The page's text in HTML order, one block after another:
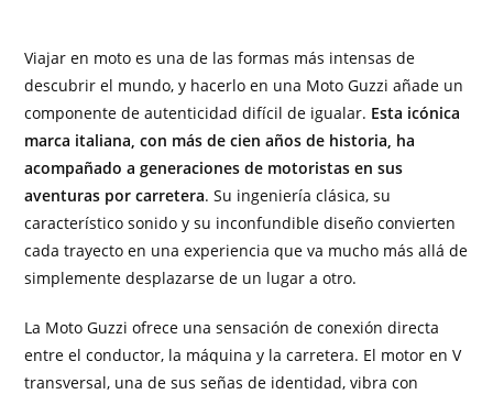
Viajar en moto es una de las formas más intensas de
descubrir el mundo, y hacerlo en una Moto Guzzi añade un
componente de autenticidad difícil de igualar. Esta icónica
marca italiana, con más de cien años de historia, ha
acompañado a generaciones de motoristas en sus
aventuras por carretera. Su ingeniería clásica, su
característico sonido y su inconfundible diseño convierten
cada trayecto en una experiencia que va mucho más allá de
simplemente desplazarse de un lugar a otro.
La Moto Guzzi ofrece una sensación de conexión directa
entre el conductor, la máquina y la carretera. El motor en V
transversal, una de sus señas de identidad, vibra con